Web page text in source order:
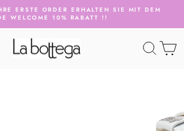
Pause
ERSTE ORDER ERHALTEN SIE MIT DEM
WELCOME 10% RABATT !!